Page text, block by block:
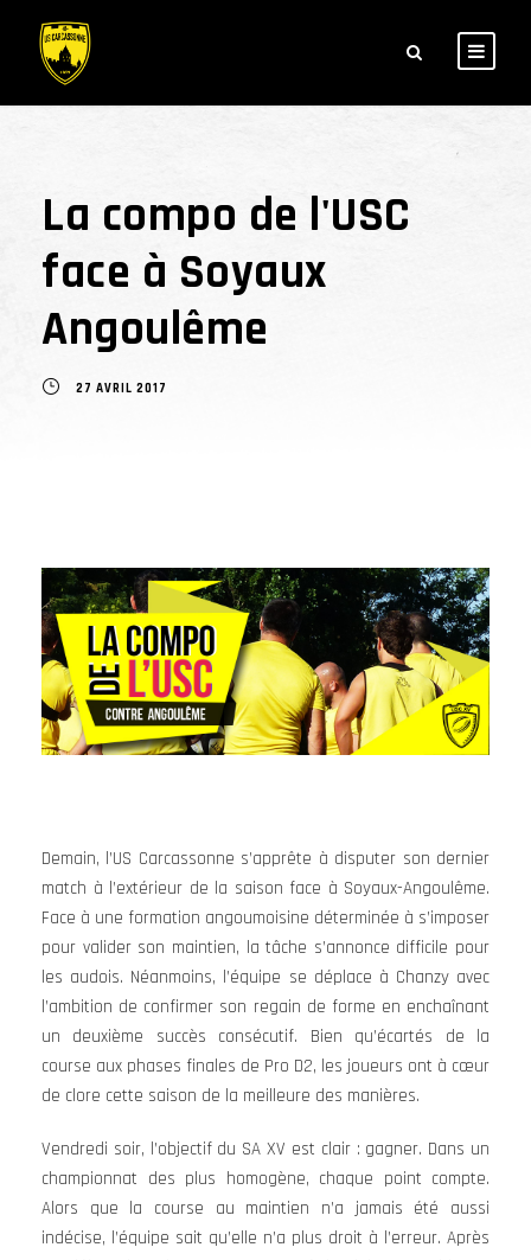
La compo de l'USC
face à Soyaux
Angoulême
27 AVRIL 2017
Demain, l’US Carcassonne s’apprête à disputer son dernier
match à l’extérieur de la saison face à Soyaux-Angoulême.
Face à une formation angoumoisine déterminée à s’imposer
pour valider son maintien, la tâche s’annonce difficile pour
les audois. Néanmoins, l’équipe se déplace à Chanzy avec
l’ambition de confirmer son regain de forme en enchaînant
un deuxième succès consécutif. Bien qu’écartés de la
course aux phases finales de Pro D2, les joueurs ont à cœur
de clore cette saison de la meilleure des manières.
Vendredi soir, l’objectif du SA XV est clair : gagner. Dans un
championnat des plus homogène, chaque point compte.
Alors que la course au maintien n’a jamais été aussi
indécise, l’équipe sait qu’elle n’a plus droit à l’erreur. Après